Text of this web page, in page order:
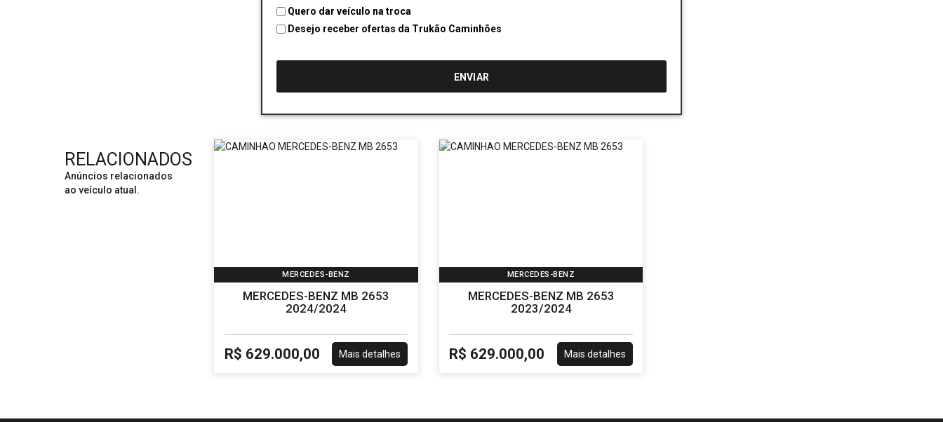
Quero dar veículo na troca
Desejo receber ofertas da Trukão Caminhões
RELACIONADOS
Anúncios relacionados
ao veículo atual.
MERCEDES-BENZ
MERCEDES-BENZ MB 2653
2024/2024
R$ 629.000,00 Mais detalhes
MERCEDES-BENZ
MERCEDES-BENZ MB 2653
2023/2024
R$ 629.000,00 Mais detalhes